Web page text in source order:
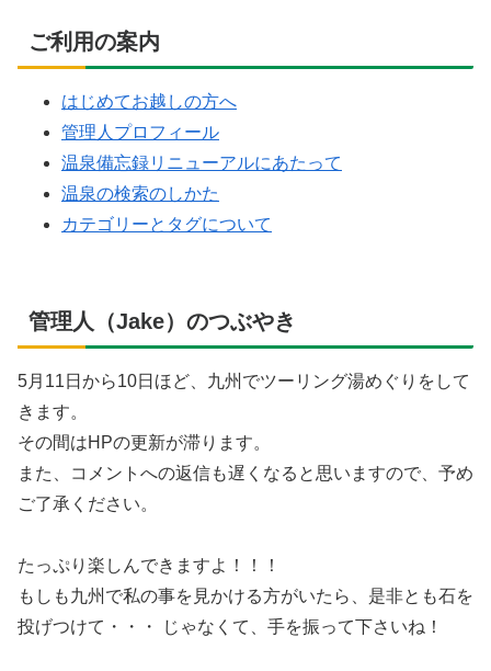
ご利用の案内
はじめてお越しの方へ
管理人プロフィール
温泉備忘録リニューアルにあたって
温泉の検索のしかた
カテゴリーとタグについて
管理人（Jake）のつぶやき
5月11日から10日ほど、九州でツーリング湯めぐりをして
きます。
その間はHPの更新が滞ります。
また、コメントへの返信も遅くなると思いますので、予め
ご了承ください。
たっぷり楽しんできますよ！！！
もしも九州で私の事を見かける方がいたら、是非とも石を
投げつけて・・・ じゃなくて、手を振って下さいね！